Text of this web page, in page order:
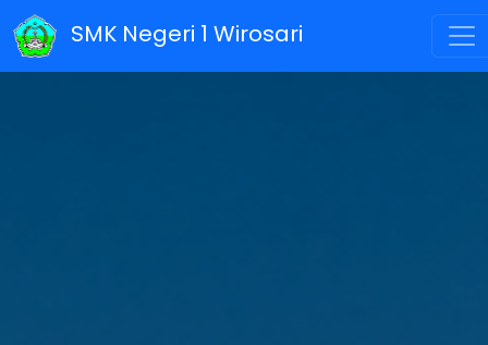
SMK Negeri 1 Wirosari